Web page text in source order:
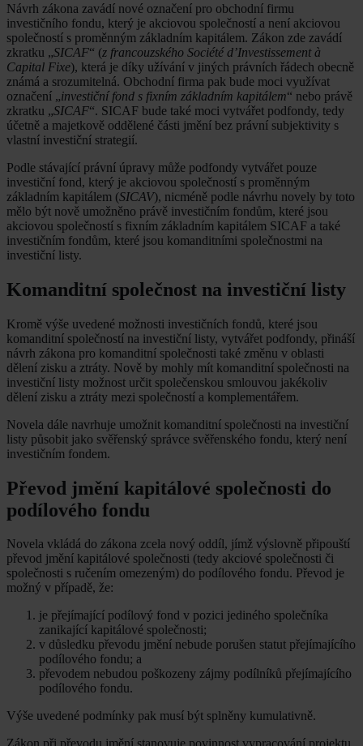
Návrh zákona zavádí nové označení pro obchodní firmu
investičního fondu, který je akciovou společností a není akciovou
společností s proměnným základním kapitálem. Zákon zde zavádí
zkratku „SICAF“ (z francouzského Société d’Investissement à
Capital Fixe), která je díky užívání v jiných právních řádech obecně
známá a srozumitelná. Obchodní firma pak bude moci využívat
označení „investiční fond s fixním základním kapitálem“ nebo právě
zkratku „SICAF“. SICAF bude také moci vytvářet podfondy, tedy
účetně a majetkově oddělené části jmění bez právní subjektivity s
vlastní investiční strategií.
Podle stávající právní úpravy může podfondy vytvářet pouze
investiční fond, který je akciovou společností s proměnným
základním kapitálem (SICAV), nicméně podle návrhu novely by toto
mělo být nově umožněno právě investičním fondům, které jsou
akciovou společností s fixním základním kapitálem SICAF a také
investičním fondům, které jsou komanditními společnostmi na
investiční listy.
Komanditní společnost na investiční listy
Kromě výše uvedené možnosti investičních fondů, které jsou
komanditní společností na investiční listy, vytvářet podfondy, přináší
návrh zákona pro komanditní společnosti také změnu v oblasti
dělení zisku a ztráty. Nově by mohly mít komanditní společnosti na
investiční listy možnost určit společenskou smlouvou jakékoliv
dělení zisku a ztráty mezi společností a komplementářem.
Novela dále navrhuje umožnit komanditní společnosti na investiční
listy působit jako svěřenský správce svěřenského fondu, který není
investičním fondem.
Převod jmění kapitálové společnosti do
podílového fondu
Novela vkládá do zákona zcela nový oddíl, jímž výslovně připouští
převod jmění kapitálové společnosti (tedy akciové společnosti či
společnosti s ručením omezeným) do podílového fondu. Převod je
možný v případě, že:
je přejímající podílový fond v pozici jediného společníka
zanikající kapitálové společnosti;
v důsledku převodu jmění nebude porušen statut přejímajícího
podílového fondu; a
převodem nebudou poškozeny zájmy podílníků přejímajícího
podílového fondu.
Výše uvedené podmínky pak musí být splněny kumulativně.